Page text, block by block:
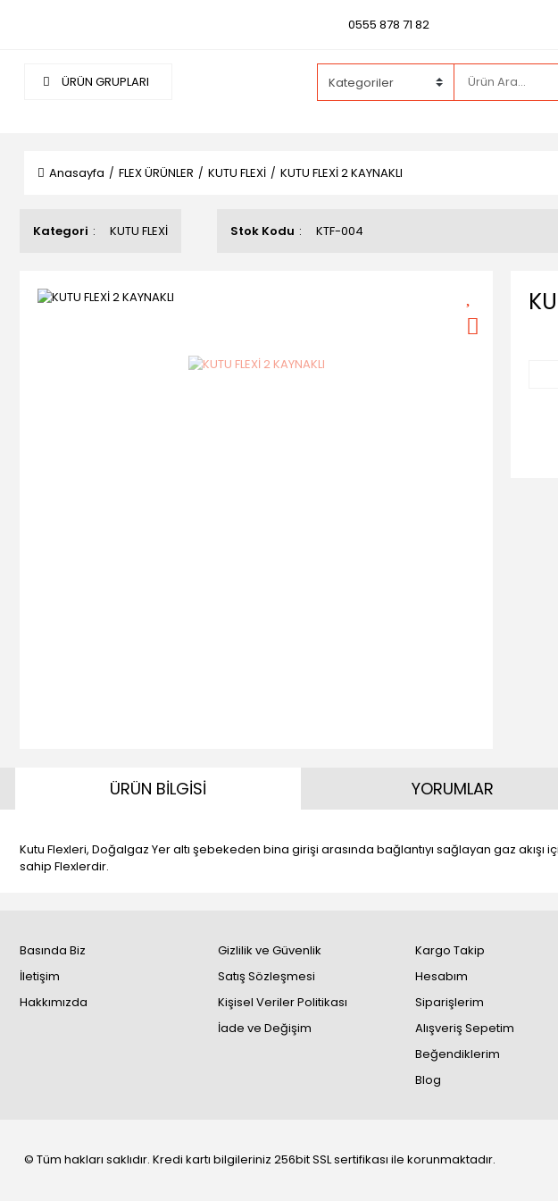
0555 878 71 82
ÜRÜN GRUPLARI
Anasayfa FLEX ÜRÜNLER KUTU FLEXİ KUTU FLEXİ 2 KAYNAKLI
Kategori KUTU FLEXİ Stok Kodu KTF-004
ÜRÜN BİLGİSİ
Kutu Flexleri, Doğalgaz Yer altı şebekeden bina girişi arasında bağlantıyı sağlayan gaz
sahip Flexlerdir.
YORUMLAR
Basında Biz
İletişim
Hakkımızda
Gizlilik ve Güvenlik
Satış Sözleşmesi
Kişisel Veriler Politikası
İade ve Değişim
Kargo Takip
Hesabım
Siparişlerim
Alışveriş Sepetim
Beğendiklerim
Blog
© Tüm hakları saklıdır. Kredi kartı bilgileriniz 256bit SSL sertifikası ile korunmaktadır.